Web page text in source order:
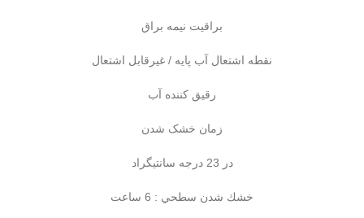
براقیت نیمه براق
نقطه اشتعال آب پایه / غیرقابل اشتعال
رقیق کننده آب
زمان خشک شدن
در 23 درجه سانتيگراد
خشك شدن سطحي : 6 ساعت